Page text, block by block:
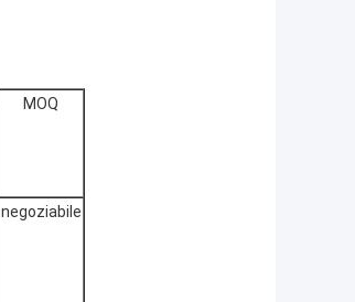
MOQ
negoziabile